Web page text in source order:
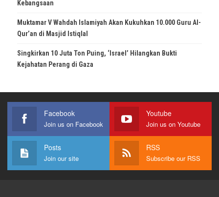
Kebangsaan
Muktamar V Wahdah Islamiyah Akan Kukuhkan 10.000 Guru Al-
Qur’an di Masjid Istiqlal
Singkirkan 10 Juta Ton Puing, ‘Israel’ Hilangkan Bukti
Kejahatan Perang di Gaza
Facebook
Join us on Facebook
Youtube
Join us on Youtube
Posts
Join our site
RSS
Subscribe our RSS